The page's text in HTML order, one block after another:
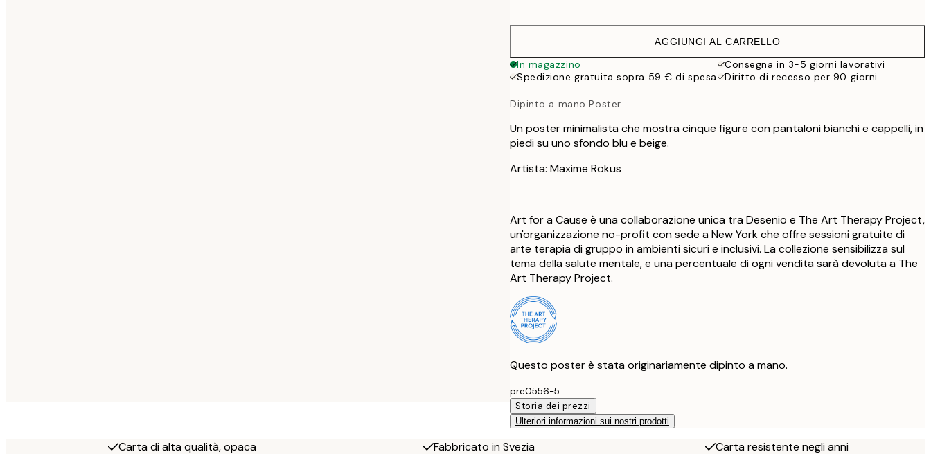
38 €
54,45 €
AGGIUNGI AL CARRELLO
In magazzino
Consegna in 3-5 giorni lavorativi
Spedizione gratuita sopra 59 € di spesa
Diritto di recesso per 90 giorni
Dipinto a mano Poster
Un poster minimalista che mostra cinque figure con pantaloni bianchi e cappelli, in
piedi su uno sfondo blu e beige.
Artista: Maxime Rokus
Art for a Cause è una collaborazione unica tra Desenio e The Art Therapy Project,
un'organizzazione no-profit con sede a New York che offre sessioni gratuite di
arte terapia di gruppo in ambienti sicuri e inclusivi. La collezione sensibilizza sul
tema della salute mentale, e una percentuale di ogni vendita sarà devoluta a The
Art Therapy Project.
Questo poster è stata originariamente dipinto a mano.
pre0556-5
Storia dei prezzi
Ulteriori informazioni sui nostri prodotti
Carta di alta qualità, opaca Fabbricato in Svezia Carta resistente negli anni